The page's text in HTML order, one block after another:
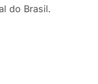
do Brasil.